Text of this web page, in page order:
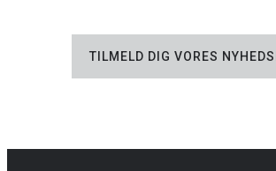
TILMELD DIG VORES